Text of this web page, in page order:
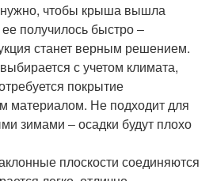
чтобы крыша вышла
получилось быстро ‒
станет верным решением.
с учетом климата,
покрытие
материалом. Не подходит для
зимами ‒ осадки будут плохо
плоскости соединяются